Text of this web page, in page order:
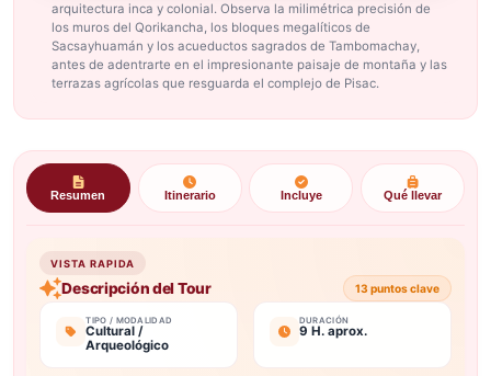
arquitectura inca y colonial. Observa la milimétrica precisión de
los muros del Qorikancha, los bloques megalíticos de
Sacsayhuamán y los acueductos sagrados de Tambomachay,
antes de adentrarte en el impresionante paisaje de montaña y las
terrazas agrícolas que resguarda el complejo de Pisac.
Resumen Itinerario Incluye Qué llevar
VISTA RAPIDA
Descripción del Tour 13 puntos clave
TIPO / MODALIDAD
Cultural /
Arqueológico
DURACIÓN
9 H. aprox.